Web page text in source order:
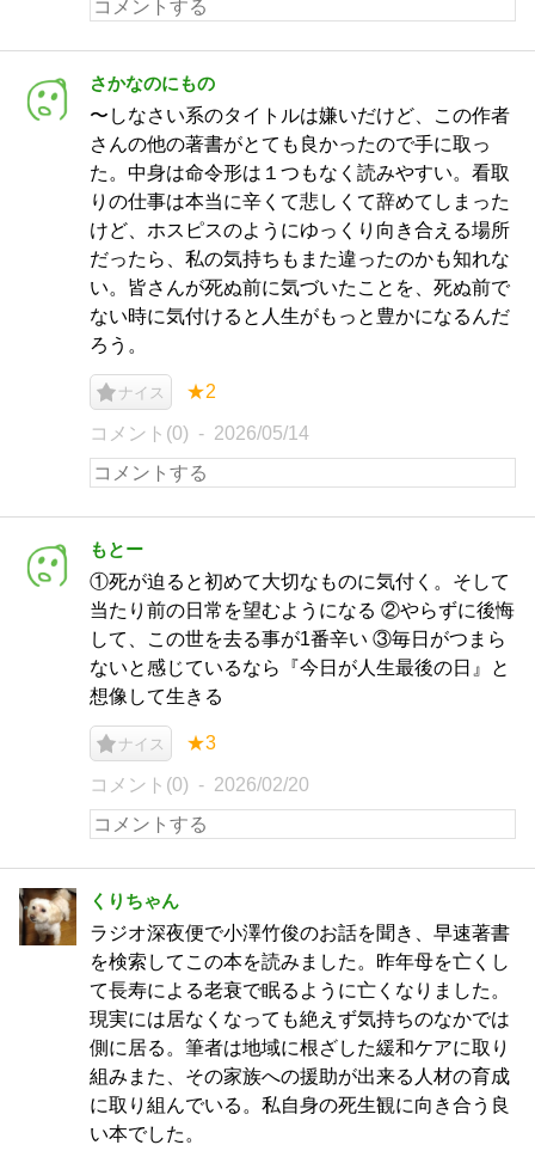
さかなのにもの
〜しなさい系のタイトルは嫌いだけど、この作者
さんの他の著書がとても良かったので手に取っ
た。中身は命令形は１つもなく読みやすい。看取
りの仕事は本当に辛くて悲しくて辞めてしまった
けど、ホスピスのようにゆっくり向き合える場所
だったら、私の気持ちもまた違ったのかも知れな
い。皆さんが死ぬ前に気づいたことを、死ぬ前で
ない時に気付けると人生がもっと豊かになるんだ
ろう。
ナイス ★2
コメント(0) 2026/05/14
もとー
①死が迫ると初めて大切なものに気付く。そして
当たり前の日常を望むようになる ②やらずに後悔
して、この世を去る事が1番辛い ③毎日がつまら
ないと感じているなら『今日が人生最後の日』と
想像して生きる
ナイス ★3
コメント(0) 2026/02/20
くりちゃん
ラジオ深夜便で小澤竹俊のお話を聞き、早速著書
を検索してこの本を読みました。昨年母を亡くし
て長寿による老衰で眠るように亡くなりました。
現実には居なくなっても絶えず気持ちのなかでは
側に居る。筆者は地域に根ざした緩和ケアに取り
組みまた、その家族への援助が出来る人材の育成
に取り組んでいる。私自身の死生観に向き合う良
い本でした。